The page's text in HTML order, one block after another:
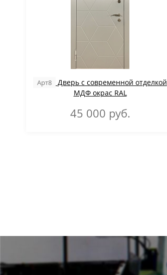
Арт8
Дверь с современной отделкой
МДФ окрас RAL
45 000 руб.